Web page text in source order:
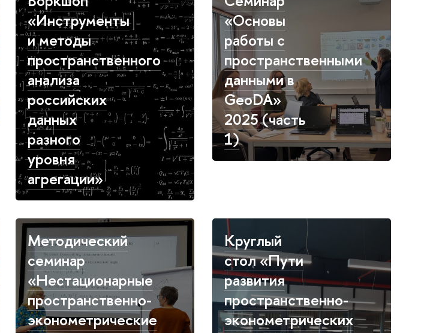
«Инструменты
и методы
пространственного
анализа
российских
данных
разного
уровня
агрегации»
«Основы
работы с
пространственными
данными в
GeoDA»
2025 (часть
1)
Методический
семинар
«Нестационарные
пространственно-
эконометрические
Круглый
стол «Пути
развития
пространственно-
эконометрических